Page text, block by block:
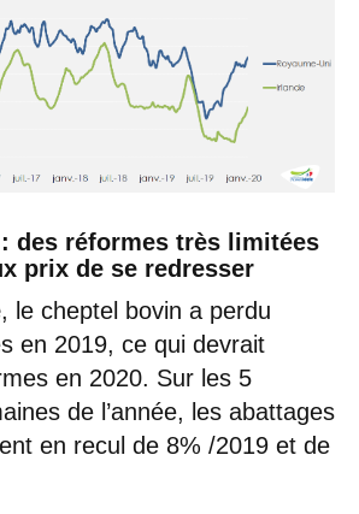
: des réformes très limitées
prix de se redresser
, le cheptel bovin a perdu
en 2019, ce qui devrait
en 2020. Sur les 5
de l’année, les abattages
en recul de 8% /2019 et de